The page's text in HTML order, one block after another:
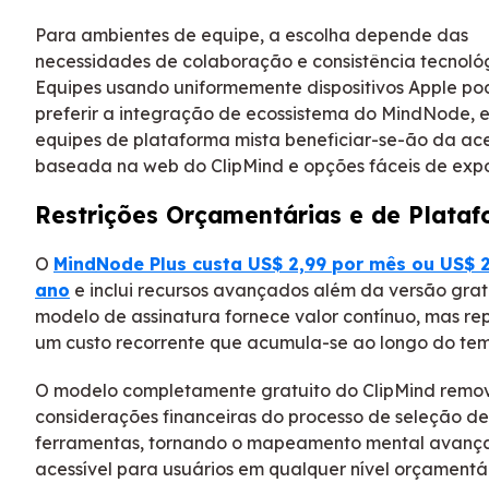
Para ambientes de equipe, a escolha depende das
necessidades de colaboração e consistência
Equipes usando uniformemente dispositivos Apple
preferir a integração de ecossistema do MindNode,
equipes de plataforma mista beneficiar-se-ão da
baseada na web do ClipMind e opções fáceis de
Restrições Orçamentárias e de
O MindNode Plus custa US$ 2,99 por mês ou US$
ano e inclui recursos avançados além da versão
modelo de assinatura fornece valor contínuo, mas
um custo recorrente que acumula-se ao longo do
O modelo completamente gratuito do ClipMind
considerações financeiras do processo de seleção de
ferramentas, tornando o mapeamento mental
acessível para usuários em qualquer nível